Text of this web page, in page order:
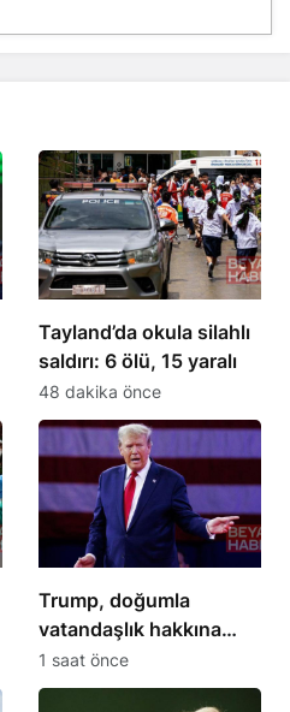
Tayland’da okula silahlı
saldırı: 6 ölü, 15 yaralı
48 dakika önce
Trump, doğumla
vatandaşlık hakkına
kısıtlama getirdi
1 saat önce